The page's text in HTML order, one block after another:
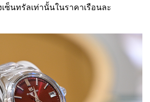
ซ็นทรัลเท่านั้นในราคาเรือนละ